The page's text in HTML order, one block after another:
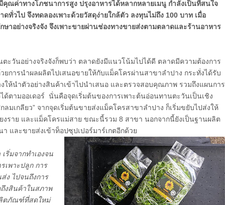
คุณค่าทางโภชนาการสูง ปรุงอาหารได้หลากหลายเมนู กำลังเป็นที่สนใจ
ทั่วไป จึงทดลองเพาะด้วยวัสดุง่ายใกล้ตัว ลงทุนไม่ถึง 100 บาท เมื่อ
ษาอย่างจริงจัง จึงเพาะขายผ่านช่องทางขายส่งตามตลาดและร้านอาหาร
ตะวันอย่างจริงจังก็พบว่า ตลาดยังมีแนวโน้มไปได้ดี ตลาดมีความต้องการ
ยการนำผลผลิตไปเสนอขายให้กับแม็คโครผ่านสาขาลำปาง กระทั่งได้รับ
ให้นำตัวอย่างสินค้าเข้าไปนำเสนอ และตรวจสอบคุณภาพ รวมถึงแผนการ
ด้ตามออเดอร์ นั่นคือจุดเริ่มต้นของการเพาะต้นอ่อนทานตะวันเป็นเชิง
ลมเกลียว” จากจุดเริ่มต้นขายส่งแม็คโครสาขาลำปาง ก็เริ่มขยับไปส่งให้
งราย และแม็คโครแม่สาย ขณะนี้รวม 8 สาขา นอกจากนี้ยังเป็นฐานผลิต
และขายส่งเข้าท็อปซุปเปอร์มาร์เกตอีกด้วย
ริ่มจากทำเองจน
เพาะปลูก การ
ง ไปจนถึงการ
งสินค้าในสภาพ
ลิตภัณฑ์ที่สดใหม่